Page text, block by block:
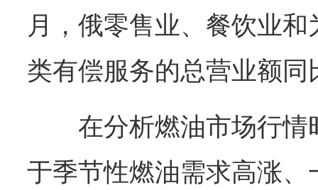
月，俄零售业、餐饮业
类有偿服务的总营业额同
在分析燃油市场行
于季节性燃油需求高涨